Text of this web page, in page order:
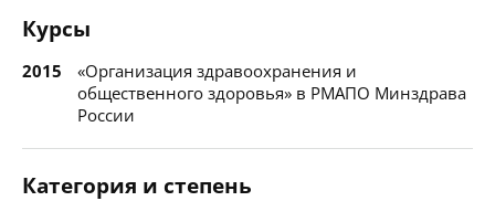
Курсы
2015
«Организация здравоохранения и
общественного здоровья» в РМАПО Минздрава
России
Категория и степень